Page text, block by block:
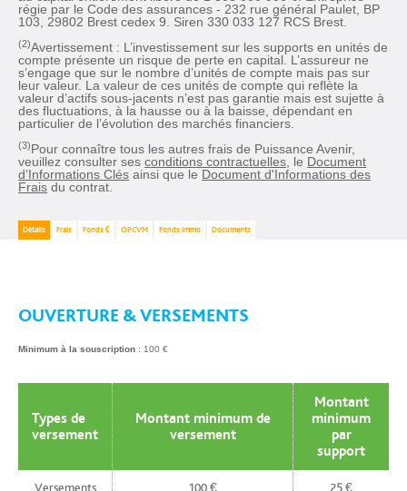
régie par le Code des assurances - 232 rue général Paulet, BP
103, 29802 Brest cedex 9. Siren 330 033 127 RCS Brest.
(2)Avertissement : L’investissement sur les supports en unités de
compte présente un risque de perte en capital. L’assureur ne
s’engage que sur le nombre d’unités de compte mais pas sur
leur valeur. La valeur de ces unités de compte qui reflète la
valeur d’actifs sous-jacents n’est pas garantie mais est sujette à
des fluctuations, à la hausse ou à la baisse, dépendant en
particulier de l’évolution des marchés financiers.
(3)Pour connaître tous les autres frais de Puissance Avenir,
veuillez consulter ses conditions contractuelles , le Document
d’Informations Clés ainsi que le Document d'Informations des
Frais du contrat.
Détails Frais Fonds € OPCVM Fonds immo Documents
OUVERTURE & VERSEMENTS
Minimum à la souscription : 100 €
Types de
versement
Montant minimum de
versement
Montant
minimum
par
support
Versements 100 € 25 €